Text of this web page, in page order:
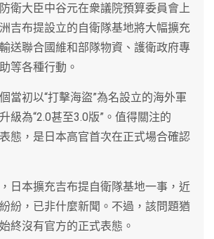
衛大臣中谷元在衆議院預算委員會上
吉布提設立的自衛隊基地將大幅擴充
送聯合國維和部隊物資、護衛政府專
等各種行動。
當初以“打擊海盜”為名設立的海外軍
級為“2.0甚至3.0版”。值得關注的
態，是日本高官首次在正式場合確認
日本擴充吉布提自衛隊基地一事，近
紛，已非什麼新聞。不過，該問題猶
終沒有官方的正式表態。